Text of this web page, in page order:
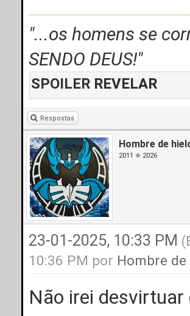
"...os homens se
SENDO DEUS!"
SPOILER REVELAR
Respostas
Hombre de
2011 ✯ 2026
23-01-2025, 10:33 PM
10:36 PM por Hombre
Não irei